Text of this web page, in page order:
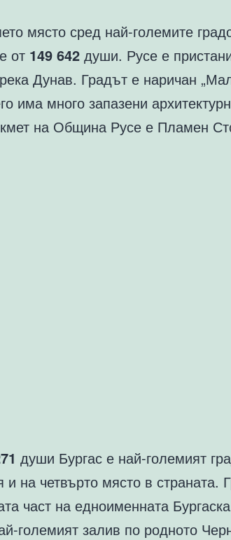
място сред най-големите
от 149 642 души. Русе е
Дунав. Градът е наричан
има много запазени
на Община Русе е Пламен
души Бургас е най-големият
на четвърто място в страната.
част на едноименната
големият залив по родното